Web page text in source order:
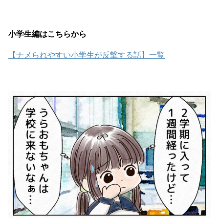
小学生編はこちらから
【ナメられやすい小学生が反撃する話】一覧